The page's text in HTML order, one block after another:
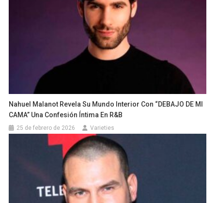
Nahuel Malanot Revela Su Mundo Interior Con “DEBAJO DE MI
CAMA” Una Confesión Íntima En R&B
25 de febrero de 2026 Varieties